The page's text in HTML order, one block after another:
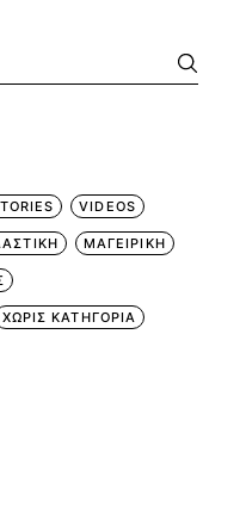
VIDEOS
ΜΑΓΕΙΡΙΚΗ
ΧΩΡΊΣ ΚΑΤΗΓΟΡΊΑ